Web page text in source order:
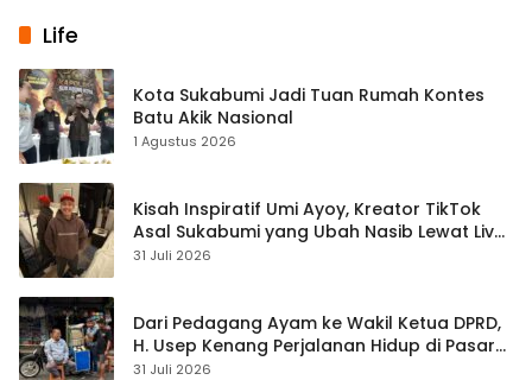
Life
Kota Sukabumi Jadi Tuan Rumah Kontes
Batu Akik Nasional
1 Agustus 2026
Kisah Inspiratif Umi Ayoy, Kreator TikTok
Asal Sukabumi yang Ubah Nasib Lewat Live
Streaming
31 Juli 2026
Dari Pedagang Ayam ke Wakil Ketua DPRD,
H. Usep Kenang Perjalanan Hidup di Pasar
Cisaat
31 Juli 2026